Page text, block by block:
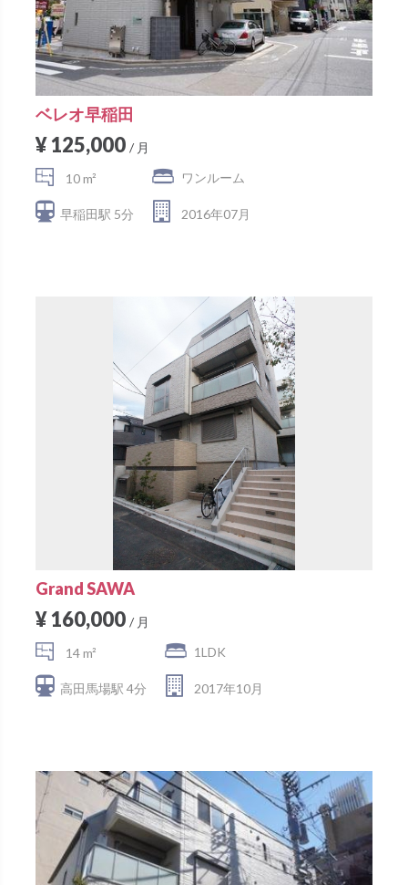
ベレオ早稲田
¥ 125,000 / 月
10 m²
早稲田駅 5分
ワンルーム
2016年07月
Grand SAWA
¥ 160,000 / 月
14 m²
高田馬場駅 4分
1LDK
2017年10月